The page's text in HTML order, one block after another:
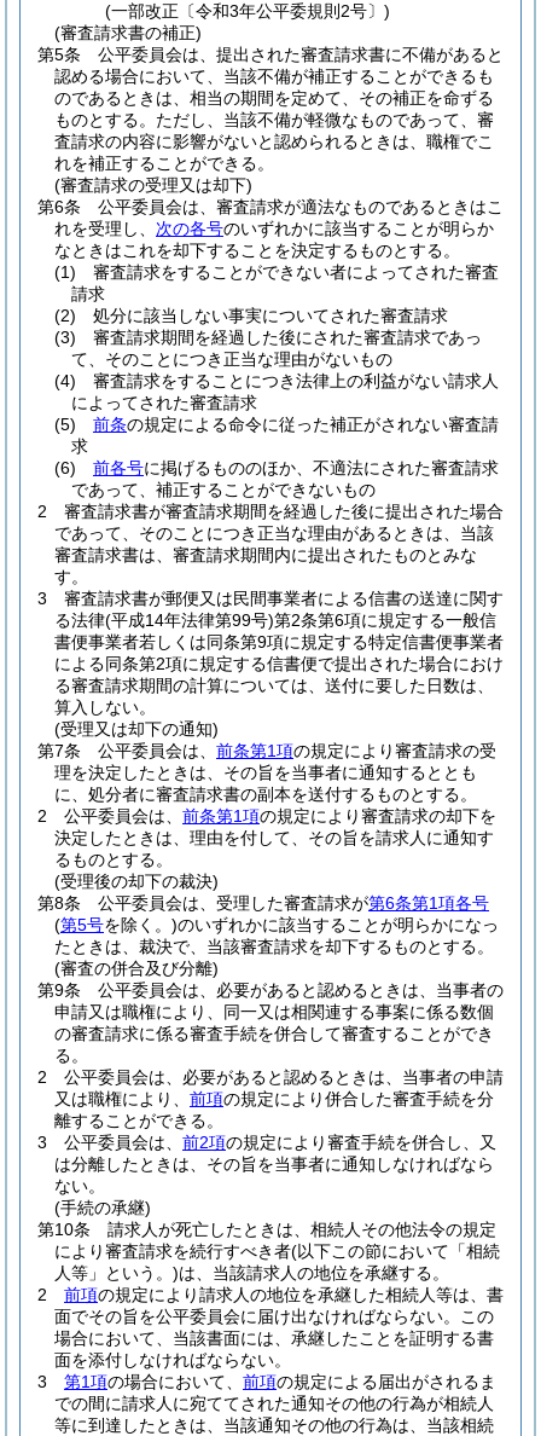
(一部改正〔令和3年公平委規則2号〕)
(審査請求書の補正)
第5条
公平委員会は、提出された審査請求書に不備があると
認める場合において、当該不備が補正することができるも
のであるときは、相当の期間を定めて、その補正を命ずる
ものとする。 ただし、当該不備が軽微なものであって、審
査請求の内容に影響がないと認められるときは、職権でこ
れを補正することができる。
(審査請求の受理又は却下)
第6条
公平委員会は、審査請求が適法なものであるときはこ
れを受理し、 次の各号のいずれかに該当することが明らか
なときはこれを却下することを決定するものとする。
(1)
審査請求をすることができない者によってされた審査
請求
(2)
処分に該当しない事実についてされた審査請求
(3)
審査請求期間を経過した後にされた審査請求であっ
て、そのことにつき正当な理由がないもの
(4)
審査請求をすることにつき法律上の利益がない請求人
によってされた審査請求
(5)
前条の規定による命令に従った補正がされない審査請
求
(6)
前各号に掲げるもののほか、不適法にされた審査請求
であって、補正することができないもの
2
審査請求書が審査請求期間を経過した後に提出された場合
であって、そのことにつき正当な理由があるときは、当該
審査請求書は、審査請求期間内に提出されたものとみな
す。
3
審査請求書が郵便又は民間事業者による信書の送達に関す
る法律(平成14年法律第99号)第2条第6項に規定する一般信
書便事業者若しくは同条第9項に規定する特定信書便事業者
による同条第2項に規定する信書便で提出された場合におけ
る審査請求期間の計算については、送付に要した日数は、
算入しない。
(受理又は却下の通知)
第7条
公平委員会は、 前条第1項の規定により審査請求の受
理を決定したときは、その旨を当事者に通知するととも
に、処分者に審査請求書の副本を送付するものとする。
2
公平委員会は、 前条第1項の規定により審査請求の却下を
決定したときは、理由を付して、その旨を請求人に通知す
るものとする。
(受理後の却下の裁決)
第8条
公平委員会は、受理した審査請求が第6条第1項各号
(第5号を除く。)のいずれかに該当することが明らかになっ
たときは、裁決で、当該審査請求を却下するものとする。
(審査の併合及び分離)
第9条
公平委員会は、必要があると認めるときは、当事者の
申請又は職権により、同一又は相関連する事案に係る数個
の審査請求に係る審査手続を併合して審査することができ
る。
2
公平委員会は、必要があると認めるときは、当事者の申請
又は職権により、 前項の規定により併合した審査手続を分
離することができる。
3
公平委員会は、 前2項の規定により審査手続を併合し、又
は分離したときは、その旨を当事者に通知しなければなら
ない。
(手続の承継)
第10条
請求人が死亡したときは、相続人その他法令の規定
により審査請求を続行すべき者(以下この節において「相続
人等」という。)は、当該請求人の地位を承継する。
2
前項の規定により請求人の地位を承継した相続人等は、書
面でその旨を公平委員会に届け出なければならない。
この
場合において、当該書面には、承継したことを証明する書
面を添付しなければならない。
3
第1項の場合において、 前項の規定による届出がされるま
での間に請求人に宛ててされた通知その他の行為が相続人
等に到達したときは、当該通知その他の行為は、当該相続